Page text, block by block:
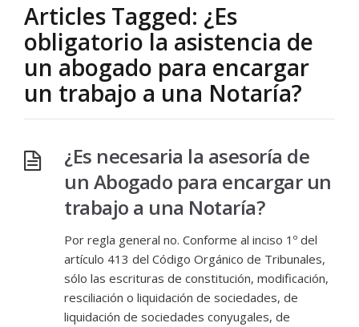
Articles Tagged: ¿Es
obligatorio la asistencia de
un abogado para encargar
un trabajo a una Notaría?
¿Es necesaria la asesoría de
un Abogado para encargar un
trabajo a una Notaría?
Por regla general no. Conforme al inciso 1º del
artículo 413 del Código Orgánico de Tribunales,
sólo las escrituras de constitución, modificación,
resciliación o liquidación de sociedades, de
liquidación de sociedades conyugales, de